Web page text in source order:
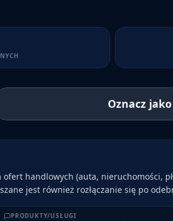
Oznacz
handlowych (auta, nieruchomości,
jest również rozłączanie się po
PRODUKTY/USŁUGI